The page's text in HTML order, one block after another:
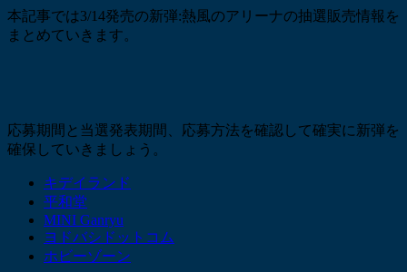
本記事では3/14発売の新弾:熱風のアリーナの抽選販売情報を
まとめていきます。
応募期間と当選発表期間、応募方法を確認して確実に新弾を
確保していきましょう。
キデイランド
平和堂
MINI Ganryu
ヨドバシドットコム
ホビーゾーン